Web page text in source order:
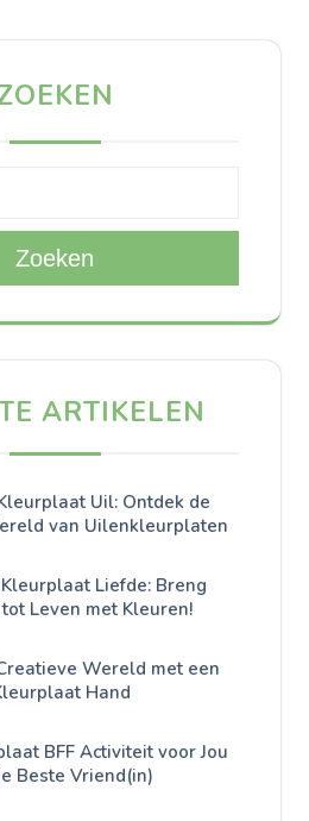
Zoeken
ARTIKELEN
Uil: Ontdek de
van Uilenkleurplaten
Liefde: Breng
Leven met Kleuren!
Wereld met een
Hand
BFF Activiteit voor Jou
Beste Vriend(in)